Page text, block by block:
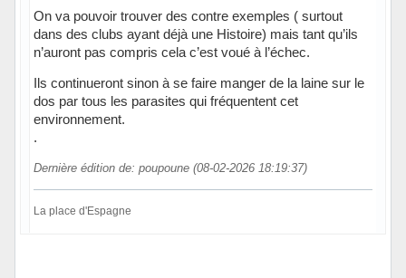
On va pouvoir trouver des contre exemples ( surtout
dans des clubs ayant déjà une Histoire) mais tant qu’ils
n’auront pas compris cela c’est voué à l’échec.
Ils continueront sinon à se faire manger de la laine sur le
dos par tous les parasites qui fréquentent cet
environnement.
.
Dernière édition de: poupoune (08-02-2026 18:19:37)
La place d'Espagne